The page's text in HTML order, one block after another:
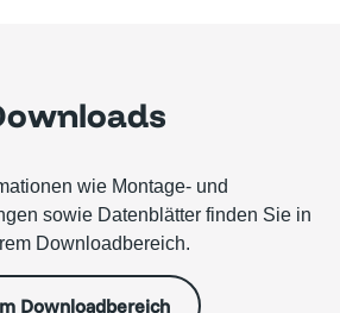
wie Montage- und
sowie Datenblätter finden Sie in
Downloadbereich.
Downloadbereich